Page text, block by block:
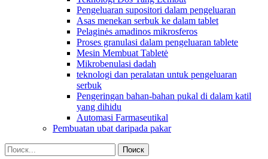
Pengeluaran supositori dalam pengeluaran
Asas menekan serbuk ke dalam tablet
Pelaginės amadinos mikrosferos
Proses granulasi dalam pengeluaran tablete
Mesin Membuat Tabletė
Mikrobenulasi dadah
teknologi dan peralatan untuk pengeluaran
serbuk
Pengeringan bahan-bahan pukal di dalam katil
yang dihidu
Automasi Farmaseutikal
Pembuatan ubat daripada pakar